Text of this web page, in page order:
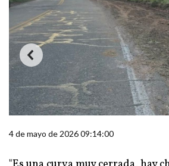
4 de mayo de 2026 09:14:00